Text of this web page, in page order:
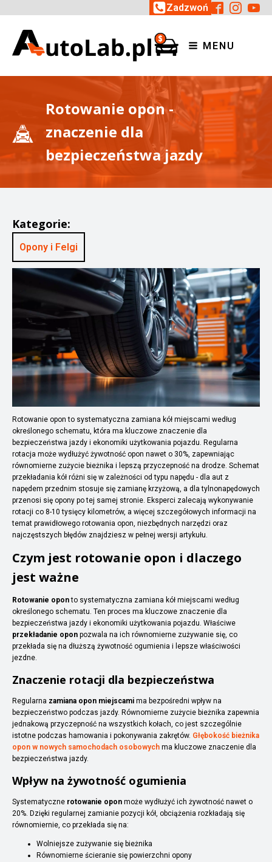
Zadzwoń
MENU
Rotowanie opon -
znaczenie dla
bezpieczeństwa jazdy
Kategorie:
Opony i Felgi
Rotowanie opon to systematyczna zamiana kół miejscami według
określonego schematu, która ma kluczowe znaczenie dla
bezpieczeństwa jazdy i ekonomiki użytkowania pojazdu. Regularna
rotacja może wydłużyć żywotność opon nawet o 30%, zapewniając
równomierne zużycie bieżnika i lepszą przyczepność na drodze. Schemat
przekładania kół różni się w zależności od typu napędu - dla aut z
napędem przednim stosuje się zamianę krzyżową, a dla tylnonapędowych
przenosi się opony po tej samej stronie. Eksperci zalecają wykonywanie
rotacji co 8-10 tysięcy kilometrów, a więcej szczegółowych informacji na
temat prawidłowego rotowania opon, niezbędnych narzędzi oraz
najczęstszych błędów znajdziesz w pełnej wersji artykułu.
Czym jest rotowanie opon i dlaczego
jest ważne
Rotowanie oponto systematyczna zamiana kół miejscami według
określonego schematu. Ten proces ma kluczowe znaczenie dla
bezpieczeństwa jazdy i ekonomiki użytkowania pojazdu. Właściwe
przekładanie opon pozwala na ich równomierne zużywanie się, co
przekłada się na dłuższą żywotność ogumienia i lepsze właściwości
jezdne.
Znaczenie rotacji dla bezpieczeństwa
Regularna zamiana opon miejscami ma bezpośredni wpływ na
bezpieczeństwo podczas jazdy. Równomierne zużycie bieżnika zapewnia
jednakową przyczepność na wszystkich kołach, co jest szczególnie
istotne podczas hamowania i pokonywania zakrętów. Głębokość bieżnika
opon w nowych samochodach osobowych ma kluczowe znaczenie dla
bezpieczeństwa jazdy.
Wpływ na żywotność ogumienia
Systematyczne rotowanie opon może wydłużyć ich żywotność nawet o
20%. Dzięki regularnej zamianie pozycji kół, obciążenia rozkładają się
równomiernie, co przekłada się na:
Wolniejsze zużywanie się bieżnika
Równomierne ścieranie się powierzchni opony